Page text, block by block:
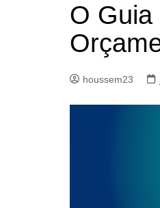
O Guia
houssem23